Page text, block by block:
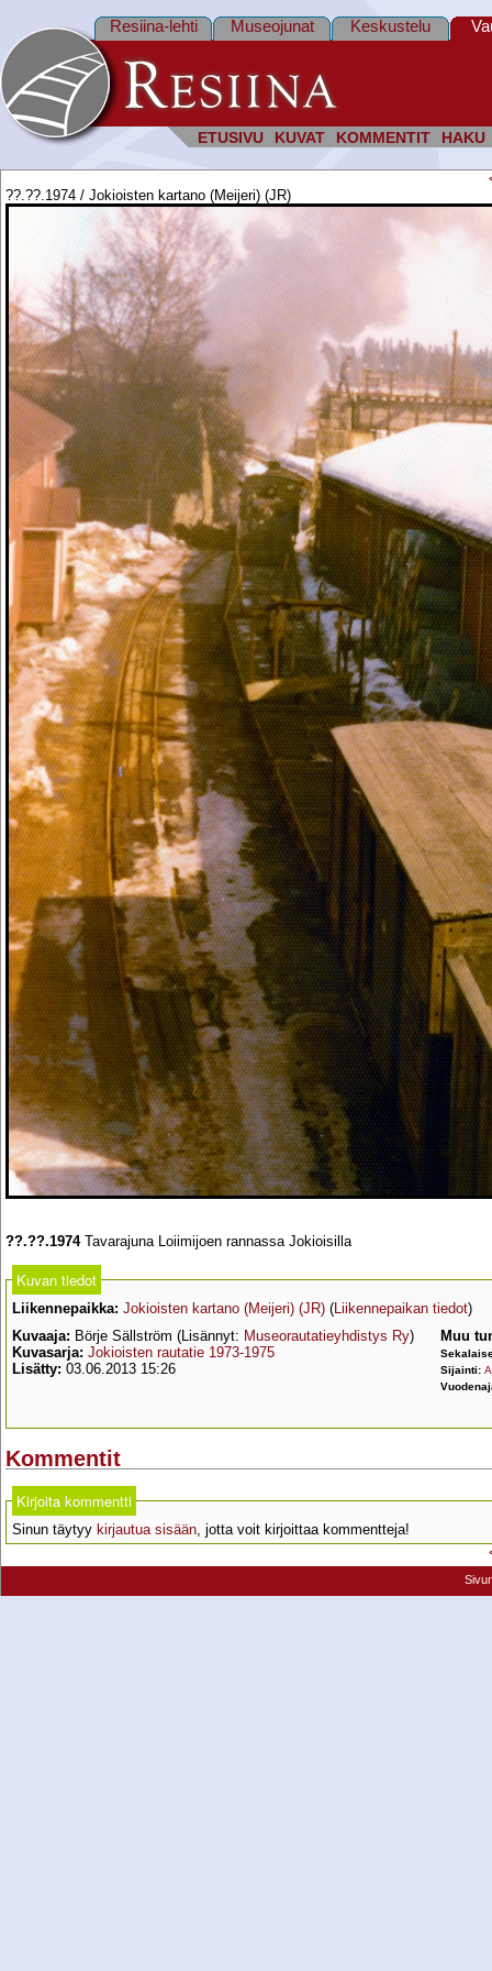
ETUSIVU KUVAT KOMMENTIT HAKU
Resiina-lehti Museojunat Keskustelu
??.??.1974 / Jokioisten kartano (Meijeri) (JR)
??.??.1974Tavarajuna Loiimijoen rannassa Jokioisilla
Kuvan tiedot
Liikennepaikka: Jokioisten kartano (Meijeri) (JR) (Liikennepaikan tiedot)
Kuvaaja: Börje Sällström (Lisännyt: Museorautatieyhdistys Ry)
Kuvasarja: Jokioisten rautatie 1973-1975
Lisätty: 03.06.2013 15:26
Muu
Sijainti:
Kommentit
Kirjoita kommentti
Sinun täytyy kirjautua sisään, jotta voit kirjoittaa kommentteja!